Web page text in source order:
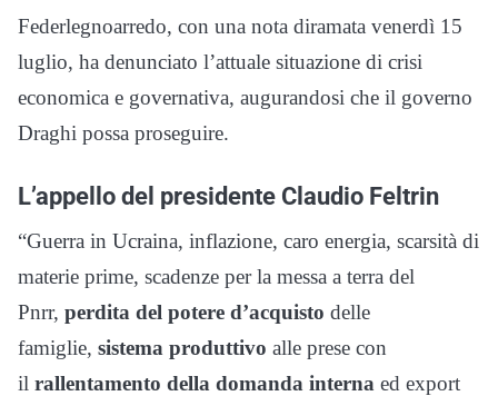
Federlegnoarredo, con una nota diramata venerdì 15
luglio, ha denunciato l’attuale situazione di crisi
economica e governativa, augurandosi che il governo
Draghi possa proseguire.
L’appello del presidente Claudio Feltrin
“Guerra in Ucraina, inflazione, caro energia, scarsità di
materie prime, scadenze per la messa a terra del
Pnrr, perdita del potere d’acquisto delle
famiglie, sistema produttivo alle prese con
il rallentamento della domanda interna ed export